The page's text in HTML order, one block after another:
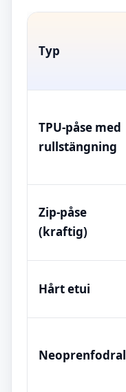
Typ
TPU-påse med
rullstängning
Zip-påse
(kraftig)
Hårt etui
Neoprenfodral